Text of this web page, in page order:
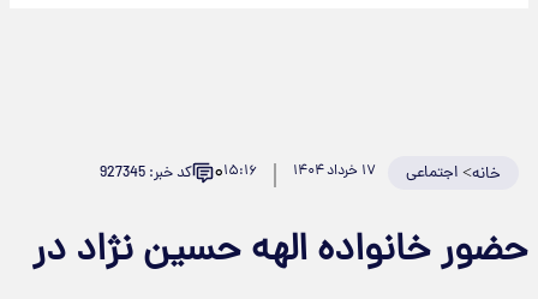
خانه>اجتماعی ۱۷ خرداد ۱۴۰۴ ۱۵:۱۶۰ کد خبر: 927345
حضور خانواده الهه حسین نژاد در